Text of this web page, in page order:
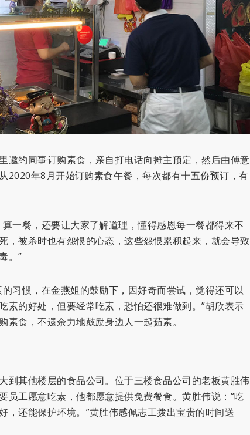
邀约同事订购素食，亲自打电话向摊主预定，然后由傅意
2020年8月开始订购素食午餐，每次都有十五份预订，有
一餐，还要让大家了解道理，懂得感恩每一餐都得来不
，被杀时也有怨恨的心态，这些怨恨累积起来，就会导致
。”
习惯，在金燕姐的鼓励下，因好奇而尝试，觉得还可以
素的好处，但要经常吃素，恐怕还很难做到。”胡欣表示
食，不遗余力地鼓励身边人一起茹素。
到其他楼层的食品公司。位于三楼食品公司的老板黄胜伟
员工愿意吃素，他都愿意提供免费餐食。黄胜伟说：“吃
，还能保护环境。”黄胜伟感佩志工拨出宝贵的时间送